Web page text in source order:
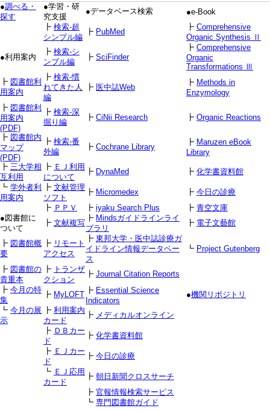
●調べる・
探す
●学習・研
究支援
●データベース検索
●e-Book
┣ 検索-超
シンプル編
┣ PubMed
┣ Comprehensive
Organic Synthesis Ⅱ
●利用案内
┣ 検索-シ
ンプル編
┣ SciFinder
┣ Comprehensive
Organic
Transformations Ⅲ
┣ 図書館利
用案内
┣ 検索-慣
れてきた人
編
┣ 医中誌Web
┣ Methods in
Enzymology
┣ 図書館利
用案内
(PDF)
┣ 検索-深
掘り編
┣ CiNii Research ┣ Organic Reactions
┣ 図書館内
マップ
(PDF)
┣ 検索-番
外編
┣ Cochrane Library
┣ Maruzen eBook
Library
┣ 三大学相
互利用
┣ ＥＪ利用
について
┣ DynaMed ┣ 化学書資料館
┗ 学外者利
用案内
┣ 文献管理
ソフト
┣ Micromedex ┣ 今日の診療
┣ ＰＰＶ ┣ iyaku Search Plus ┣ 青空文庫
●図書館に
ついて
┣ 文献複写
┣ Mindsガイドラインライ
ブラリ
┣ 電子文藝館
┣ 図書館概
要
┣ リモート
アクセス
┣ 東邦大学・医中誌診療ガ
イドライン情報データベー
ス
┗ Project Gutenberg
┣ 図書館の
貴重本
┣ トランザ
クション
┣ Journal Citation Reports
┣ 今月の特
集
┣ MyLOFT ┣ Essential Science
Indicators
●機関リポジトリ
┗ 今月の展
示
┣ 利用案内
カード
┣ メディカルオンライン
┣ ＤＢカー
ド
┣ 化学書資料館
┣ ＥＪカー
ド
┣ 今日の診療
┗ ＥＪ応用
カード
┣ 朝日新聞クロスサーチ
┣ 官報情報検索サービス
┗ 専門図書館ガイド